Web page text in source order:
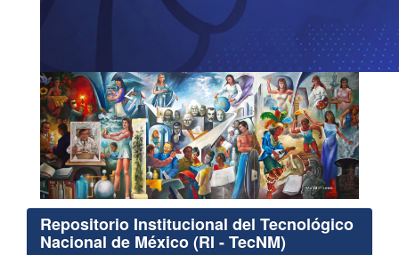
Repositorio Institucional del Tecnológico
Nacional de México (RI - TecNM)